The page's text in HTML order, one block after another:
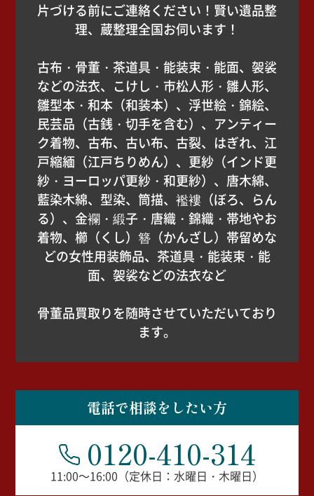
片づける前にご連絡ください！賢い遺品整
理、蔵整理全国お伺います！
古布・骨董・茶道具・能装束・能面、袈裟
などの法衣、こけし・市松人形・雛人形、
雛型本・和本（和装本）、浮世絵・錦絵、
民芸品（古銭・切手を含む）、アンティー
ク着物、古布、古い布、古裂、はぎれ、江
戸縮緬（江戸ちりめん）、更紗（インド更
紗・ヨーロッパ更紗・和更紗）、唐木綿、
藍染木綿、型染、筒描、襤褸（ぼろ、らん
る）、金襴・緞子・唐織・錦織・帯地やお
着物、櫛（くし）簪（かんざし）帯留めな
どの女性用装飾品、茶道具・能装束・能
面、袈裟などの法衣など
骨董品買取りを随時させていただいており
ます。
電話で相談をしたい方
0120-410-314
11:00～16:00（定休日：水曜日・木曜日）